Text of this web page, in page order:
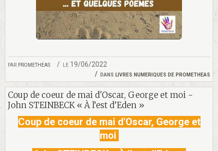
par prometheas
le 19/06/2022
dans livres numeriques de prometheas
Coup de coeur de mai d'Oscar, George et moi -
John STEINBECK « À l’est d’Eden »
Coup de coeur de mai d'Oscar, George et
moi